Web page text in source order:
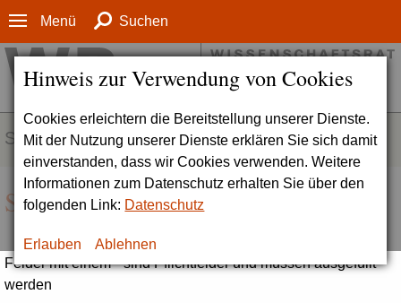
Hinweis zur Verwendung von Cookies
Cookies erleichtern die Bereitstellung unserer Dienste.
Mit der Nutzung unserer Dienste erklären Sie sich damit
einverstanden, dass wir Cookies verwenden. Weitere
Informationen zum Datenschutz erhalten Sie über den
folgenden Link: Datenschutz
Erlauben Ablehnen
Menü Suchen
SERVICE
Seite empfehlen
Felder mit einem * sind Pflichtfelder und müssen ausgefüllt
werden